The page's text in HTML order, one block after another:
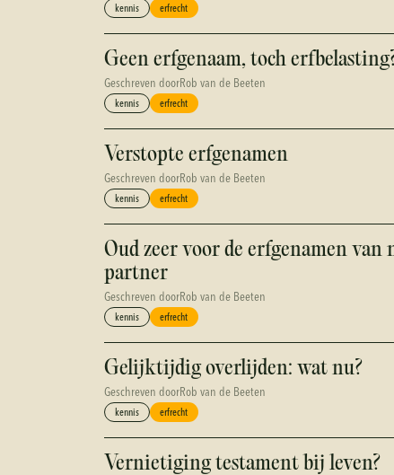
kennis erfrecht
Geen erfgenaam, toch
Geschreven doorRob van de Beeten
kennis erfrecht
Verstopte erfgenamen
Geschreven doorRob van de Beeten
kennis erfrecht
Oud zeer voor de erfgenamen van
partner
Geschreven doorRob van de Beeten
kennis erfrecht
Gelijktijdig overlijden: wat nu?
Geschreven doorRob van de Beeten
kennis erfrecht
Vernietiging testament bij leven?